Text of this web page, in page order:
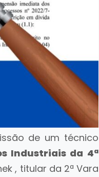
de um técnico
Industriais da 4ª
, titular da 2ª Vara